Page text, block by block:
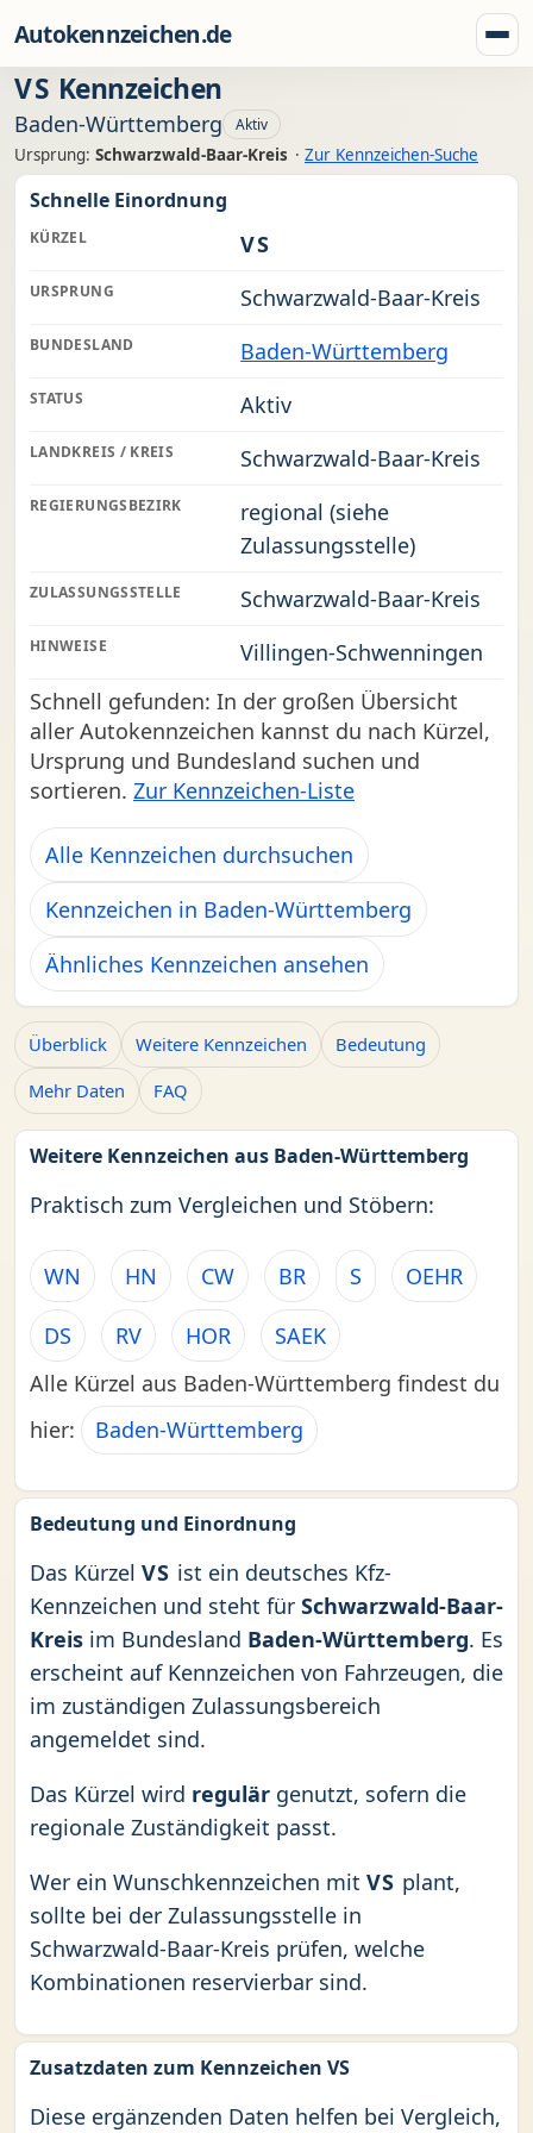
Autokennzeichen.de
VS Kennzeichen
Baden-Württemberg Aktiv
Ursprung: Schwarzwald-Baar-Kreis · Zur Kennzeichen-Suche
Schnelle Einordnung
KÜRZEL VS
URSPRUNG Schwarzwald-Baar-Kreis
BUNDESLAND Baden-Württemberg
STATUS Aktiv
LANDKREIS / KREIS Schwarzwald-Baar-Kreis
REGIERUNGSBEZIRK
regional (siehe
Zulassungsstelle)
ZULASSUNGSSTELLE Schwarzwald-Baar-Kreis
HINWEISE
Villingen-Schwenningen
Schnell gefunden: In der großen Übersicht
aller Autokennzeichen kannst du nach Kürzel,
Ursprung und Bundesland suchen und
sortieren. Zur Kennzeichen-Liste
Alle Kennzeichen durchsuchen
Kennzeichen in Baden-Württemberg
Ähnliches Kennzeichen ansehen
Überblick Weitere Kennzeichen
Bedeutung
Mehr Daten
FAQ
Weitere Kennzeichen aus Baden-Württemberg
Praktisch zum Vergleichen und Stöbern:
WN HN CW BR S OEHR
DS RV HOR
SAEK
Alle Kürzel aus Baden-Württemberg findest du
hier:
Baden-Württemberg
Bedeutung und Einordnung
Das Kürzel VS ist ein deutsches Kfz-
Kennzeichen und steht für Schwarzwald-Baar-
Kreis im Bundesland Baden-Württemberg. Es
erscheint auf Kennzeichen von Fahrzeugen, die
im zuständigen Zulassungsbereich
angemeldet sind.
Das Kürzel wird regulär genutzt, sofern die
regionale Zuständigkeit passt.
Wer ein Wunschkennzeichen mit VS plant,
sollte bei der Zulassungsstelle in
Schwarzwald-Baar-Kreis prüfen, welche
Kombinationen reservierbar sind.
Zusatzdaten zum Kennzeichen VS
Diese ergänzenden Daten helfen bei Vergleich,